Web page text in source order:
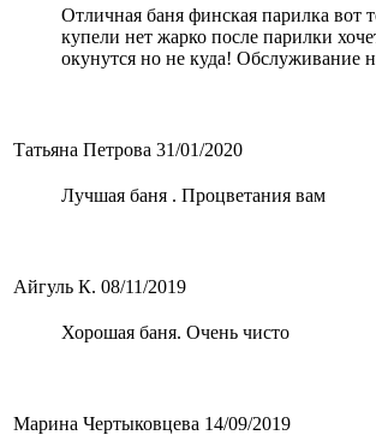
Отличная баня финская парилка вот
купели нет жарко после парилки
окунутся но не куда! Обслуживание
Татьяна Петрова 31/01/2020
Лучшая баня . Процветания вам
Айгуль К. 08/11/2019
Хорошая баня. Очень чисто
Марина Чертыковцева 14/09/2019